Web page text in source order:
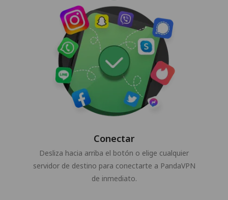
Conectar
Desliza hacia arriba el botón o elige cualquier
servidor de destino para conectarte a PandaVPN
de inmediato.